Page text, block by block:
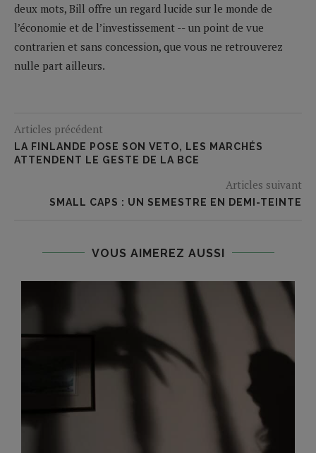
deux mots, Bill offre un regard lucide sur le monde de
l’économie et de l’investissement -- un point de vue
contrarien et sans concession, que vous ne retrouverez
nulle part ailleurs.
Articles précédent
LA FINLANDE POSE SON VETO, LES MARCHÉS
ATTENDENT LE GESTE DE LA BCE
Articles suivant
SMALL CAPS : UN SEMESTRE EN DEMI-TEINTE
VOUS AIMEREZ AUSSI